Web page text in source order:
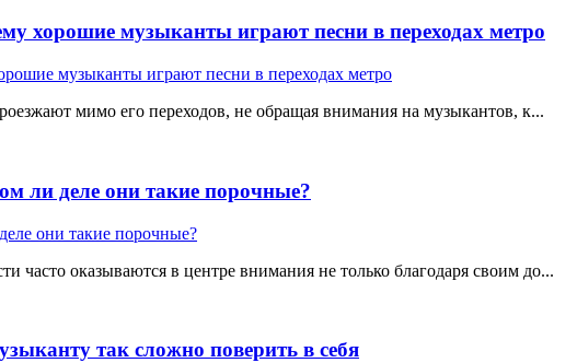
хорошие музыканты играют песни в переходах метро
мимо его переходов, не обращая внимания на музыкантов, к...
ли деле они такие порочные?
часто оказываются в центре внимания не только благодаря своим до...
так сложно поверить в себя